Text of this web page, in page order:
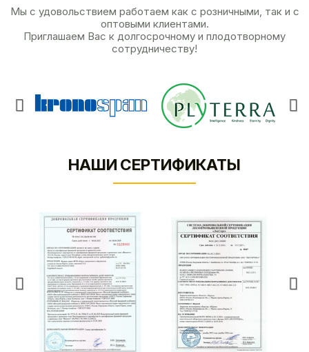
Мы с удовольствием работаем как с розничными, так и с
оптовыми клиентами.
Приглашаем Вас к долгосрочному и плодотворному
сотрудничеству!
НАШИ СЕРТИФИКАТЫ